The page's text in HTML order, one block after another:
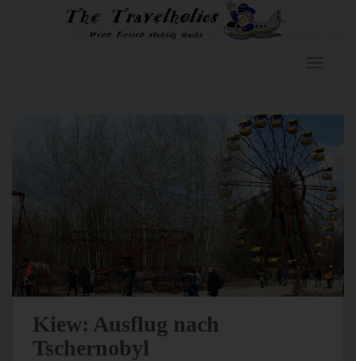
Skip to main content
Kiew: Ausflug nach
Tschernobyl